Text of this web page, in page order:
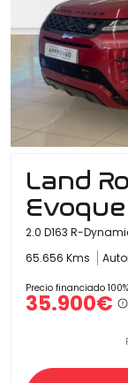
Land
Evoque
2.0 D163 R-
65.656 Kms
Precio financiado 100%
35.900€